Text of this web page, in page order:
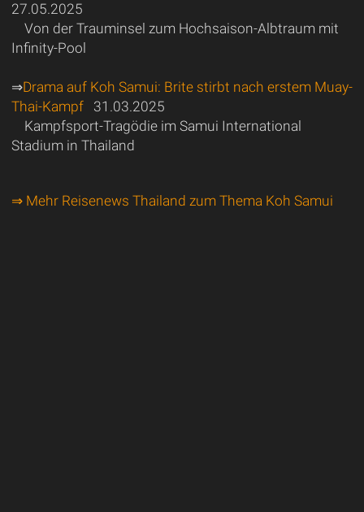
27.05.2025
Von der Trauminsel zum Hochsaison-Albtraum mit
Infinity-Pool
⇒Drama auf Koh Samui: Brite stirbt nach erstem Muay-
Thai-Kampf31.03.2025
Kampfsport-Tragödie im Samui International
Stadium in Thailand
⇒ Mehr Reisenews Thailand zum Thema Koh Samui